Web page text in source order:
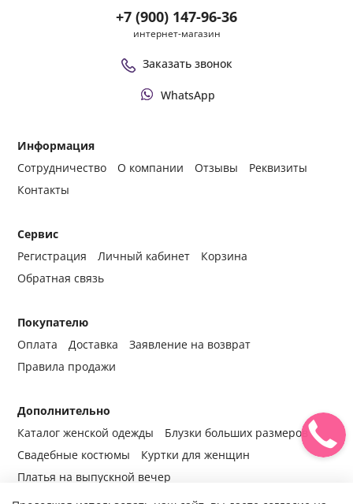
Информация
Сотрудничество
О компании Отзывы
Реквизиты
Контакты
Сервис
Регистрация
Личный кабинет
Корзина
Обратная связь
Покупателю
Оплата
Доставка
Заявление на возврат
Правила продажи
Дополнительно
Каталог женской одежды
Блузки больших размеров
Свадебные костюмы
Куртки для женщин
Платья на выпускной вечер
+7 (900) 147-96-36
интернет-магазин
Заказать звонок
WhatsApp